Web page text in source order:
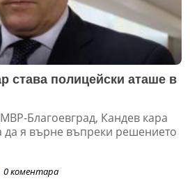
става полицейски аташе в
Благоевград, Кандев кара
да я върне въпреки решението
0коментара